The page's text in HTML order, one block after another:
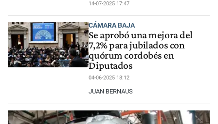
14-07-2025 17:47
CÁMARA BAJA
Se aprobó una mejora del
7,2% para jubilados con
quórum cordobés en
Diputados
04-06-2025 18:12
JUAN BERNAUS